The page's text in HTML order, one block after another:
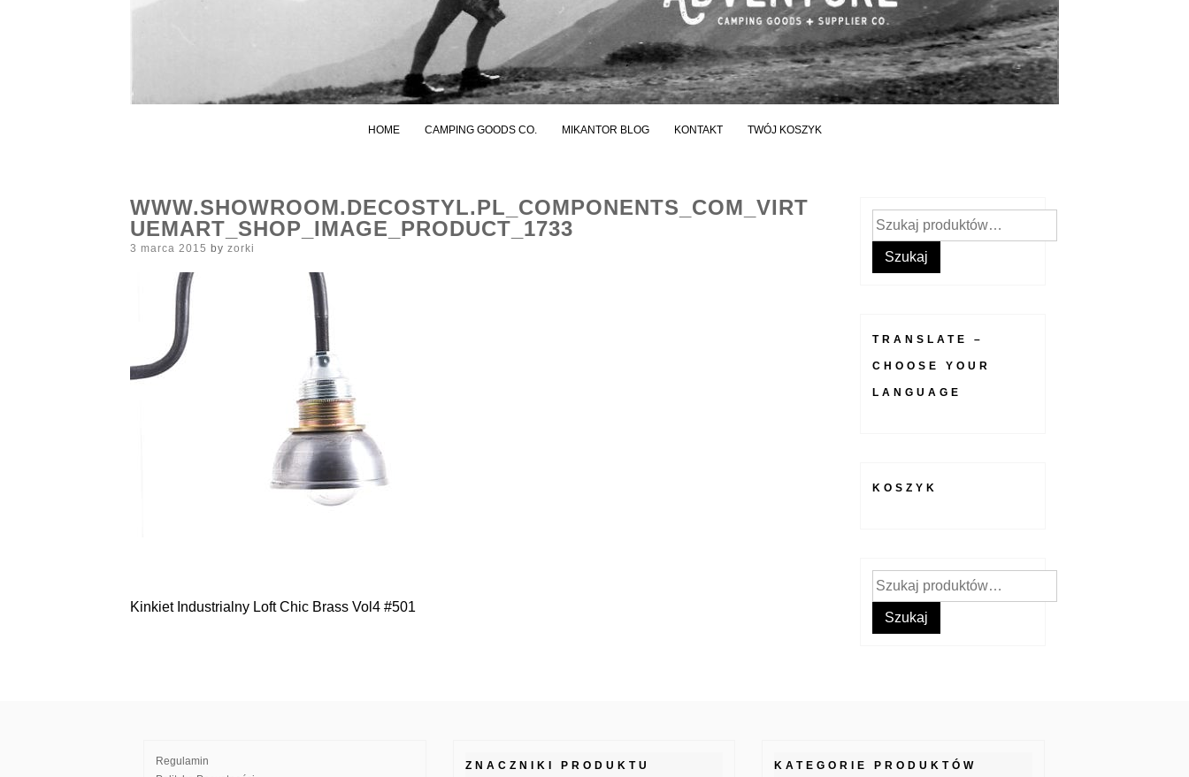
HOME CAMPING GOODS CO. MIKANTOR BLOG KONTAKT TWÓJ KOSZYK
WWW.SHOWROOM.DECOSTYL.PL_COMPONENTS_COM_VIRT
UEMART_SHOP_IMAGE_PRODUCT_1733
Posted
3 marca 2015 by zorki
Nawigacja
Kinkiet Industrialny Loft Chic Brass Vol4 #501
Szukaj:
Szukaj
TRANSLATE –
CHOOSE YOUR
LANGUAGE
KOSZYK
Szukaj:
Szukaj
Regulamin
ZNACZNIKI PRODUKTU KATEGORIE PRODUKTÓW